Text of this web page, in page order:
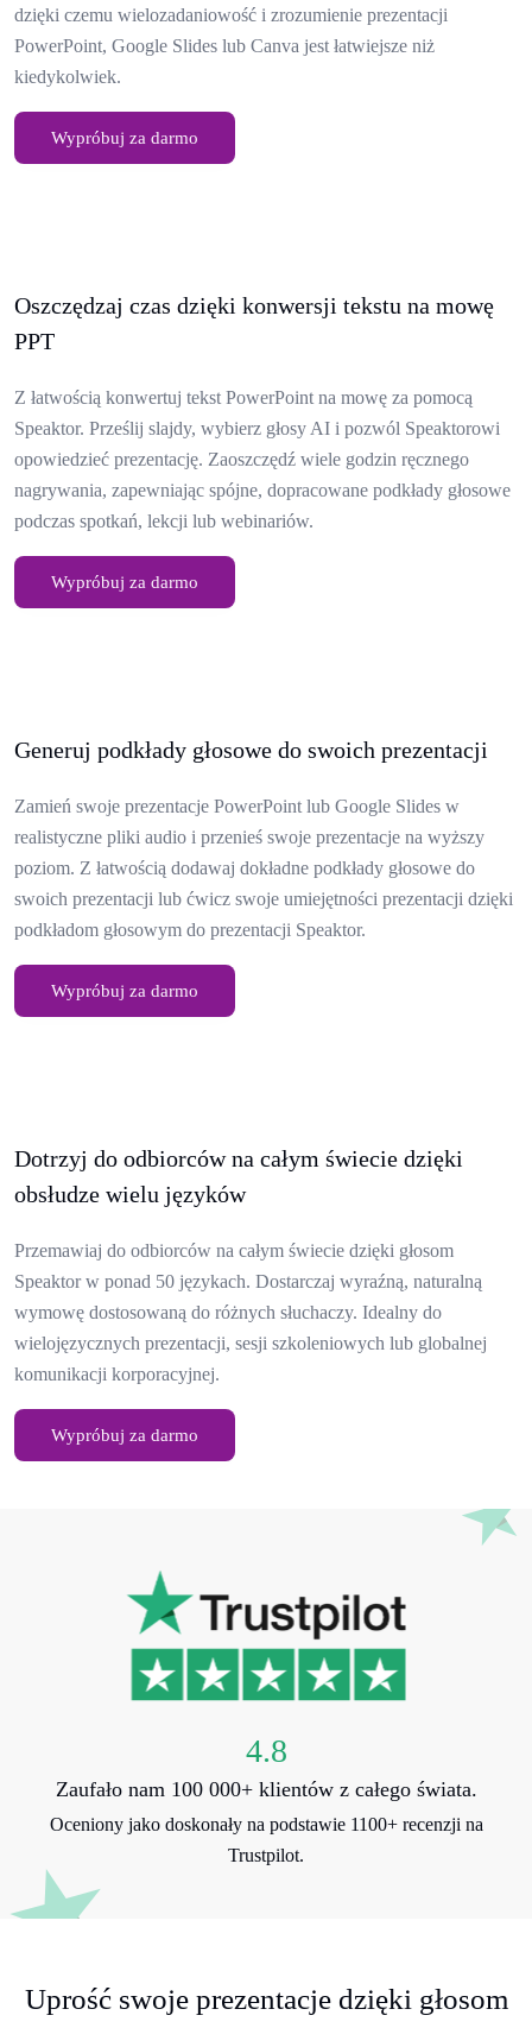
dzięki czemu wielozadaniowość i zrozumienie prezentacji
PowerPoint, Google Slides lub Canva jest łatwiejsze niż
kiedykolwiek.
Wypróbuj za darmo
Oszczędzaj czas dzięki konwersji tekstu na mowę
PPT
Z łatwością konwertuj tekst PowerPoint na mowę za pomocą
Speaktor. Prześlij slajdy, wybierz głosy AI i pozwól Speaktorowi
opowiedzieć prezentację. Zaoszczędź wiele godzin ręcznego
nagrywania, zapewniając spójne, dopracowane podkłady głosowe
podczas spotkań, lekcji lub webinariów.
Wypróbuj za darmo
Generuj podkłady głosowe do swoich prezentacji
Zamień swoje prezentacje PowerPoint lub Google Slides w
realistyczne pliki audio i przenieś swoje prezentacje na wyższy
poziom. Z łatwością dodawaj dokładne podkłady głosowe do
swoich prezentacji lub ćwicz swoje umiejętności prezentacji dzięki
podkładom głosowym do prezentacji Speaktor.
Wypróbuj za darmo
Dotrzyj do odbiorców na całym świecie dzięki
obsłudze wielu języków
Przemawiaj do odbiorców na całym świecie dzięki głosom
Speaktor w ponad 50 językach. Dostarczaj wyraźną, naturalną
wymowę dostosowaną do różnych słuchaczy. Idealny do
wielojęzycznych prezentacji, sesji szkoleniowych lub globalnej
komunikacji korporacyjnej.
Wypróbuj za darmo
4.8
Zaufało nam 100 000+ klientów z całego świata.
Oceniony jako doskonały na podstawie 1100+ recenzji na
Trustpilot.
Uprość swoje prezentacje dzięki głosom